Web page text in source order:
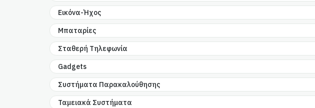
Εικόνα-Ήχος
Μπαταρίες
Σταθερή Τηλεφωνία
Gadgets
Συστήματα Παρακαλούθησης
Ταμειακά Συστήματα